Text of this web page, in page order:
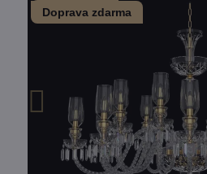
Doprava zdarma